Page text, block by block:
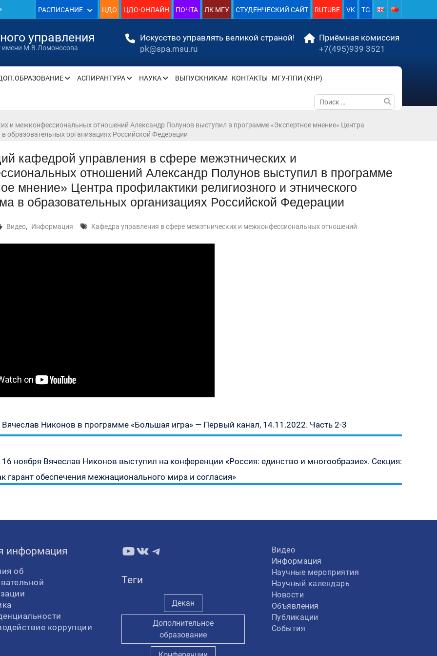
—
—
—
РАСПИСАНИЕ ЦДО ЦДО·ОНЛАЙН ПОЧТА ЛК МГУ СТУДЕНЧЕСКИЙ САЙТ RUTUBE VK TG
управления
имени М.В.Ломоносова
Искусство управлять великой страной!
pk@spa.msu.ru
Приёмная комиссия
+7(495)939 3521
АСПИРАНТУРА НАУКА ВЫПУСКНИКАМ КОНТАКТЫ МГУ-ППИ (КНР)
Поиск
по:
и межконфессиональных отношений Александр Полунов выступил в программе «Экспертное мнение» Центра
образовательных организациях Российской Федерации
кафедрой управления в сфере межэтнических и
отношений Александр Полунов выступил в программе
мнение» Центра профилактики религиозного и этнического
в образовательных организациях Российской Федерации
Видео, Информация Кафедра управления в сфере межэтнических и межконфессиональных отношений
запись:
Вячеслав Никонов в программе «Большая игра» — Первый канал, 14.11.2022. Часть 2-3
Следующая
запись:
16 ноября Вячеслав Никонов выступил на конференции «Россия: единство и многообразие». Секция:
гарант обеспечения межнационального мира и согласия»
информация
об
коррупции
YouTube
ВКонтакте
Telegram
Теги
Декан
Дополнительное
образование
Видео
Информация
Научные мероприятия
Научный календарь
Новости
Объявления
Публикации
События